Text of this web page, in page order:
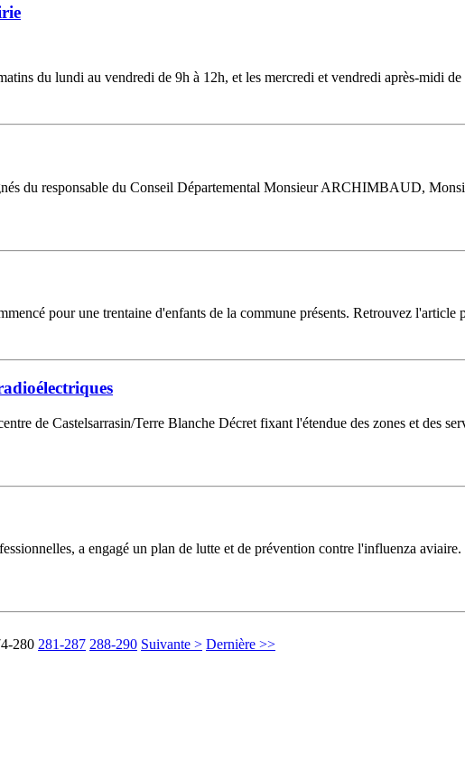
du lundi au vendredi de 9h à 12h, et les mercredi et vendredi après-midi de
du responsable du Conseil Départemental Monsieur ARCHIMBAUD,
pour une trentaine d'enfants de la commune présents. Retrouvez l'article
de Castelsarrasin/Terre Blanche Décret fixant l'étendue des zones et des
a engagé un plan de lutte et de prévention contre l'influenza
280 281-287 288-290 Suivante > Dernière >>